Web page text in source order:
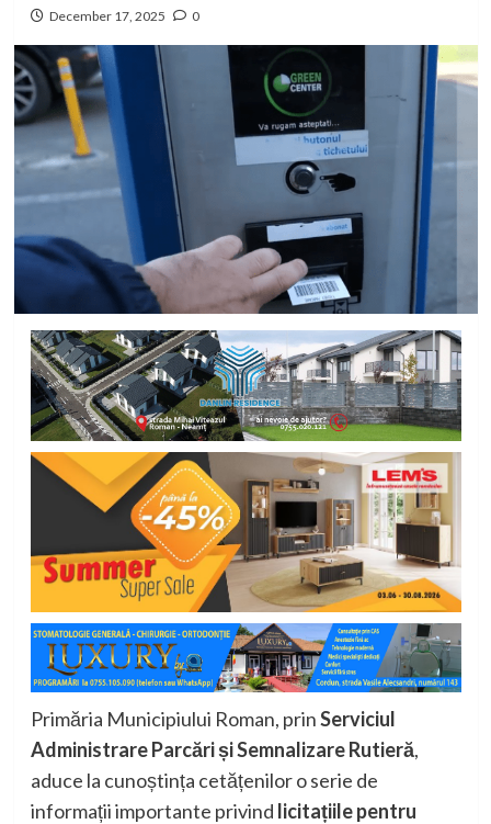
December 17, 2025 0
Primăria Municipiului Roman, prinServiciul
Administrare Parcări și Semnalizare Rutieră,
aduce la cunoștința cetățenilor o serie de
informații importante privind licitațiile pentru